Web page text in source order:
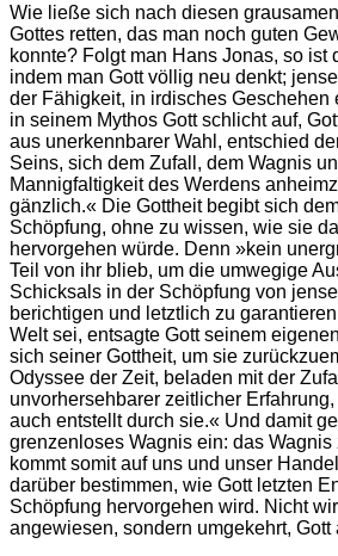
Wie ließe sich nach diesen
Gottes retten, das man noch guten
konnte? Folgt man Hans Jonas, so ist
indem man Gott völlig neu denkt;
der Fähigkeit, in irdisches Geschehen
in seinem Mythos Gott schlicht auf,
aus unerkennbarer Wahl, entschied
Seins, sich dem Zufall, dem Wagnis
Mannigfaltigkeit des Werdens
gänzlich.« Die Gottheit begibt sich
Schöpfung, ohne zu wissen, wie sie
hervorgehen würde. Denn »kein
Teil von ihr blieb, um die umwegige
Schicksals in der Schöpfung von
berichtigen und letztlich zu
Welt sei, entsagte Gott seinem
sich seiner Gottheit, um sie
Odyssee der Zeit, beladen mit der
unvorhersehbarer zeitlicher
auch entstellt durch sie.« Und damit
grenzenloses Wagnis ein: das Wagnis
kommt somit auf uns und unser
darüber bestimmen, wie Gott letzten
Schöpfung hervorgehen wird. Nicht
angewiesen, sondern umgekehrt, Gott